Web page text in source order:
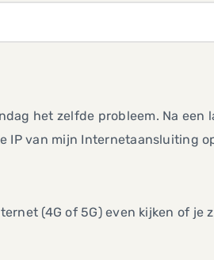
het zelfde probleem. Na een
IP van mijn Internetaansluiting
(4G of 5G) even kijken of je